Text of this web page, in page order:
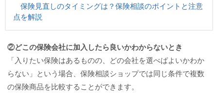
保険見直しのタイミングは？保険相談のポイントと注意
点を解説
②どこの保険会社に加入したら良いかわからないとき
「入りたい保険はあるものの、どの会社を選べばよいかわか
らない」という場合、保険相談ショップでは同じ条件で複数
の保険商品を比較することができます。